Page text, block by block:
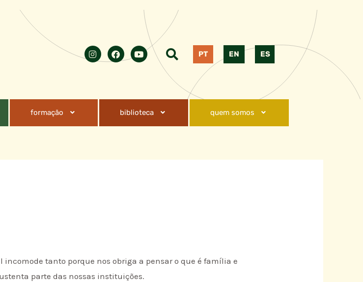
PT EN ES
formação biblioteca quem somos
incomode tanto porque nos obriga a pensar o que é família e
parte das nossas instituições.